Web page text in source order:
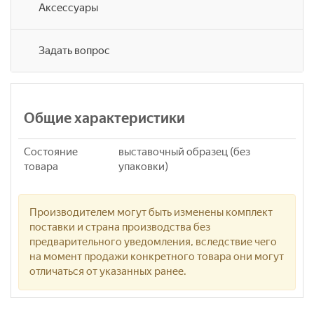
Аксессуары
Задать вопрос
Общие характеристики
Состояние
товара
выставочный образец (без
упаковки)
Производителем могут быть изменены комплект
поставки и страна производства без
предварительного уведомления, вследствие чего
на момент продажи конкретного товара они могут
отличаться от указанных ранее.